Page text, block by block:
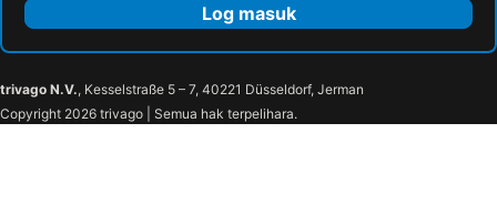
Log masuk
trivago N.V., Kesselstraße 5 – 7, 40221 Düsseldorf, Jerman
Copyright 2026 trivago | Semua hak terpelihara.